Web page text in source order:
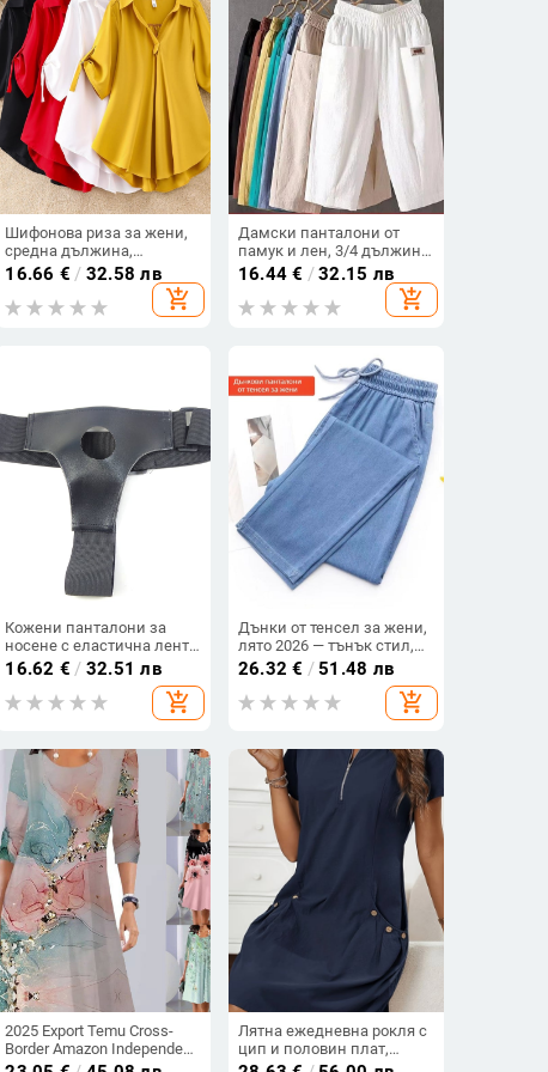
Шифонова риза за жени,
средна дължина,
свободна кройка, къс
ръкав, едноцветна,
полиестер 90–95%
16.66 € / 32.58 лв
add_shopping_cart
Дамски панталони от
памук и лен, 3/4 дължина,
харем стил, средна талия,
свободна кройка, лятно
ежедневни
16.44 € /32.15 лв
add_shopping_cart
Кожени панталони за
носене с еластична лента
– дилдо с кухина, за
възрастни, марка YHNB
16.62 € / 32.51 лв
add_shopping_cart
Дънки от тенсел за жени,
лято 2026 — тънък стил,
свободно падащи, висока
талия, широки крачоли,
подходящи за нисък ръст
26.32 € /51.48 лв
add_shopping_cart
2025 Export Temu Cross-
Border Amazon Independent
Station Пролетна и есенна
Лятна ежедневна рокля с
цип и половин плат,
декоративна с двоен